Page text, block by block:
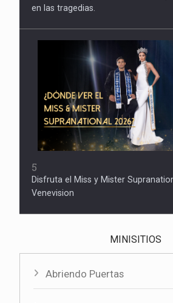
en las tragedias.
5
Disfruta el Miss y Mister
Venevision
MINISITIOS
Abriendo Puertas